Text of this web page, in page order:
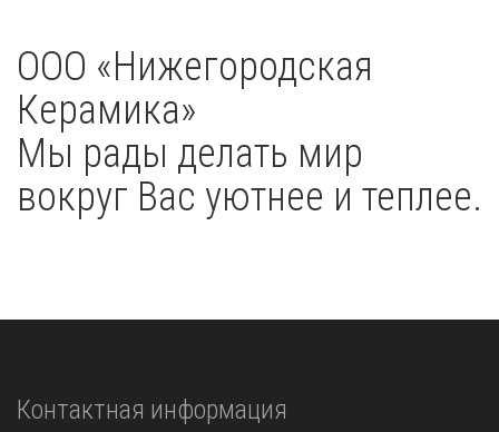
OOO «Нижегородская
Керамика»
Мы рады делать мир
вокруг Вас уютнее и теплее.
Контактная информация